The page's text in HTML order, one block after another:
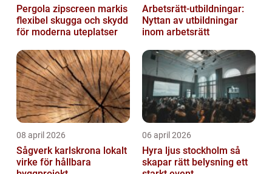
Pergola zipscreen markis
flexibel skugga och skydd
för moderna uteplatser
Arbetsrätt-utbildningar:
Nyttan av utbildningar
inom arbetsrätt
08 april 2026
Sågverk karlskrona lokalt
virke för hållbara
06 april 2026
Hyra ljus stockholm så
skapar rätt belysning ett